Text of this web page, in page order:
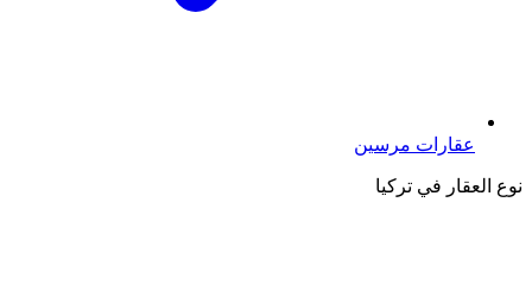
عقارات مرسين
نوع العقار في تركيا